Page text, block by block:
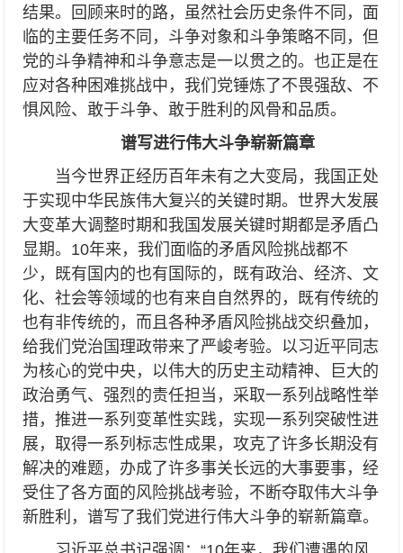
结果。回顾来时的路，虽然社会历史条件不同，面
临的主要任务不同，斗争对象和斗争策略不同，但
党的斗争精神和斗争意志是一以贯之的。也正是在
应对各种困难挑战中，我们党锤炼了不畏强敌、不
惧风险、敢于斗争、敢于胜利的风骨和品质。
谱写进行伟大斗争崭新篇章
当今世界正经历百年未有之大变局，我国正处
于实现中华民族伟大复兴的关键时期。世界大发展
大变革大调整时期和我国发展关键时期都是矛盾凸
显期。10年来，我们面临的矛盾风险挑战都不
少，既有国内的也有国际的，既有政治、经济、文
化、社会等领域的也有来自自然界的，既有传统的
也有非传统的，而且各种矛盾风险挑战交织叠加，
给我们党治国理政带来了严峻考验。以习近平同志
为核心的党中央，以伟大的历史主动精神、巨大的
政治勇气、强烈的责任担当，采取一系列战略性举
措，推进一系列变革性实践，实现一系列突破性进
展，取得一系列标志性成果，攻克了许多长期没有
解决的难题，办成了许多事关长远的大事要事，经
受住了各方面的风险挑战考验，不断夺取伟大斗争
新胜利，谱写了我们党进行伟大斗争的崭新篇章。